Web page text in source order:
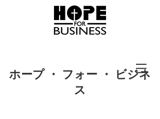
ホープ ・ フォー ・ ビジネ
ス